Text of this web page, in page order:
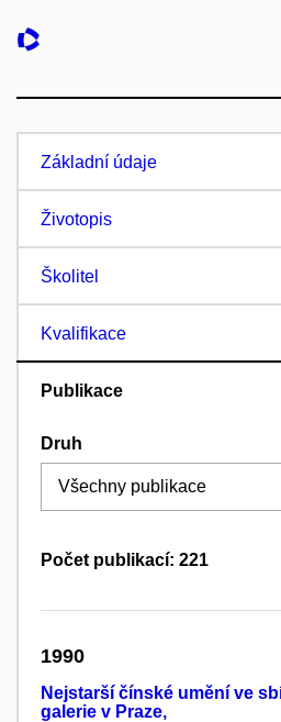
Základní údaje
Životopis
Školitel
Kvalifikace
Publikace
Druh
Počet publikací: 221
1990
Nejstarší čínské umění ve
galerie v Praze,